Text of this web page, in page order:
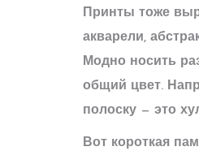
Принты тоже
акварели,
Модно носить
общий цвет.
полоску — это
Вот короткая